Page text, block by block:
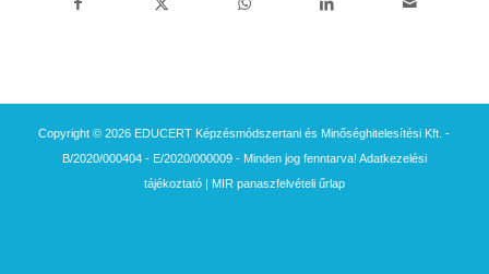
Copyright © 2026 EDUCERT Képzésmódszertani és Minőséghitelesítési Kft. -
B/2020/000404 - E/2020/000009 - Minden jog fenntarva! Adatkezelési
tájékoztató| MIR panaszfelvételi űrlap